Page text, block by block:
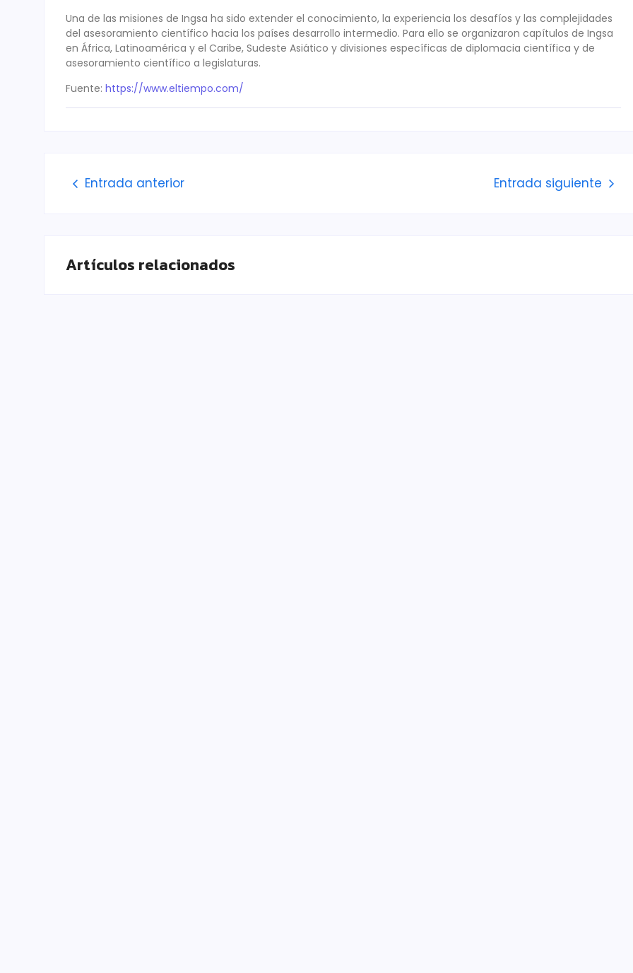
Una de las misiones de Ingsa ha sido extender el conocimiento, la experiencia los desafíos y las complejidades
del asesoramiento científico hacia los países desarrollo intermedio. Para ello se organizaron capítulos de Ingsa
en África, Latinoamérica y el Caribe, Sudeste Asiático y divisiones específicas de diplomacia científica y de
asesoramiento científico a legislaturas.
Fuente: https://www.eltiempo.com/
Entrada anterior Entrada siguiente
Artículos relacionados